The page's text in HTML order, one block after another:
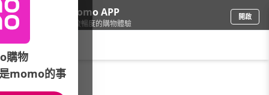
下載momo APP
給你3倍流暢度的購物體驗
開啟
鞋包箱/專櫃包/品牌總覽
購物
momo的事